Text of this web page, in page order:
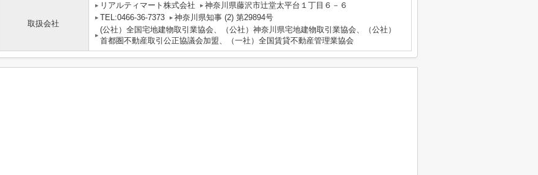
取扱会社
リアルティマート株式会社
神奈川県藤沢市辻堂太平台１丁目６－６
TEL:0466-36-7373
神奈川県知事 (2) 第29894号
(公社）全国宅地建物取引業協会、（公社）神奈川県宅地建物取引業協会、（公社）
首都圏不動産取引公正協議会加盟、（一社）全国賃貸不動産管理業協会